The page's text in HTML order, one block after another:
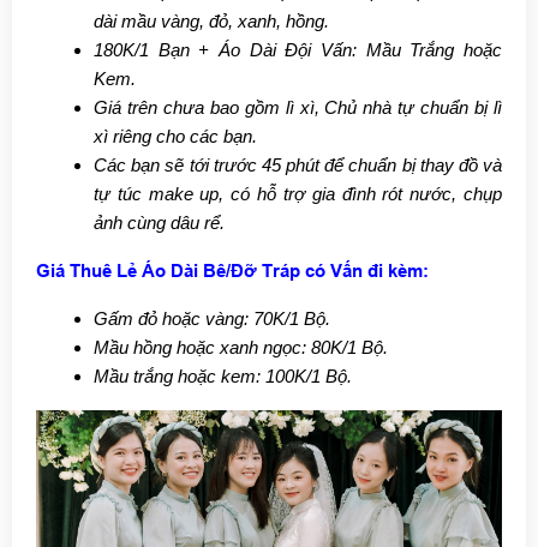
dài mầu vàng, đỏ, xanh, hồng.
180K/1 Bạn + Áo Dài Đội Vấn: Mầu Trắng hoặc
Kem.
Giá trên chưa bao gồm lì xì, Chủ nhà tự chuẩn bị lì
xì riêng cho các bạn.
Các bạn sẽ tới trước 45 phút để chuẩn bị thay đồ và
tự túc make up, có hỗ trợ gia đình rót nước, chụp
ảnh cùng dâu rể.
Giá Thuê Lẻ Áo Dài Bê/Đỡ Tráp có Vấn đi kèm:
Gấm đỏ hoặc vàng: 70K/1 Bộ.
Mầu hồng hoặc xanh ngọc: 80K/1 Bộ.
Mầu trắng hoặc kem: 100K/1 Bộ.